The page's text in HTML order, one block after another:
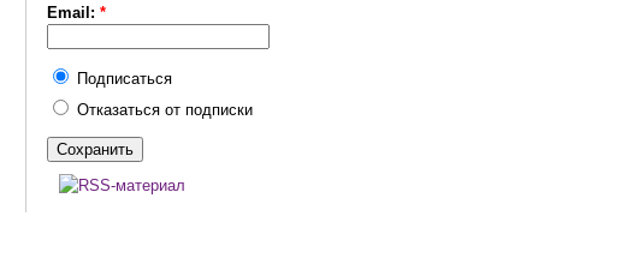
Email: *
Подписаться
Отказаться от подписки